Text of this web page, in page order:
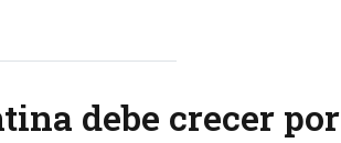
debe crecer por